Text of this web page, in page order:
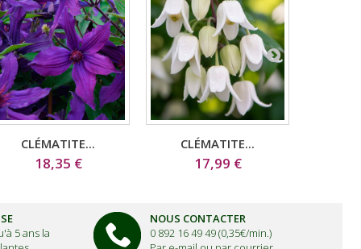
CLÉMATITE...
18,35 €
CLÉMATITE...
17,99 €
5 ans la
NOUS CONTACTER
0 892 16 49 49 (0,35€/min.)